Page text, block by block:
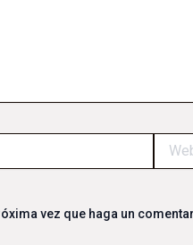
vez que haga un